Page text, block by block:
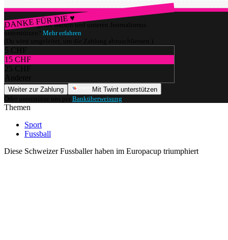
DANKE FÜR DIE ♥
Würdest du gerne watson und unseren Journalismus
unterstützen? Mehr erfahren
(Du wirst umgeleitet, um die Zahlung abzuschliessen.)
5 CHF
15 CHF
25 CHF
Anderer
Weiter zur Zahlung
Mit Twint unterstützen
Oder unterstütze uns per Banküberweisung
Themen
Sport
Fussball
Diese Schweizer Fussballer haben im Europacup triumphiert